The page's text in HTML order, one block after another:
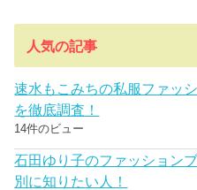
人気の記事
速水もこみちの私服ファッ
を徹底調査！
14件のビュー
石田ゆり子のファッション
別に知りたい人！